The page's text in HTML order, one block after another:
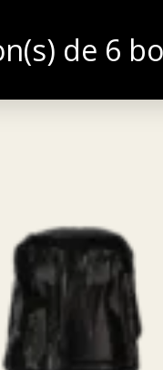
de 6
BLOG NOUS